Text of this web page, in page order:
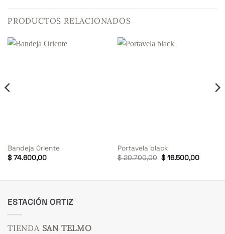
PRODUCTOS RELACIONADOS
Bandeja Oriente
$74.600,00
Portavela black
$20.700,00 El
precio
$16.500,00El
ESTACIÓN ORTIZ
TIENDA SAN TELMO